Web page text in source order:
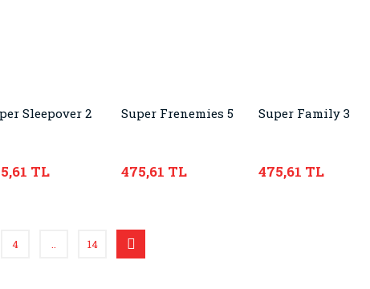
Sleepover 2
TL
Super Frenemies 5
475,61 TL
Super Family 3
475,61 TL
4 14